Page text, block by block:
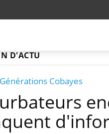
D'ACTU
Cobayes